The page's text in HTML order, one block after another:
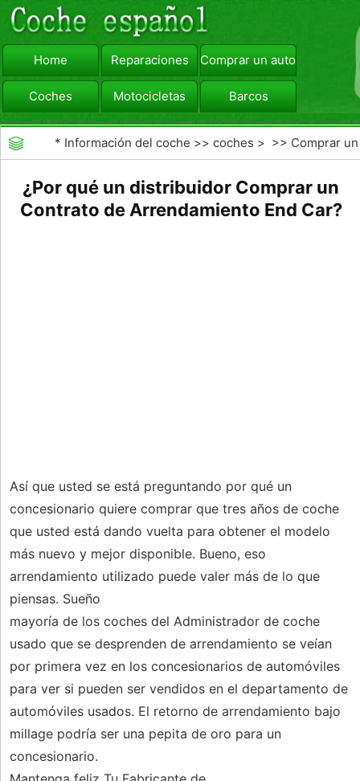
Home Reparaciones Comprar un automóvil
Coches Motocicletas Barcos
viajar Camiones
* Información del coche >>coches > >> Comprar un
¿Por qué un distribuidor Comprar un
Contrato de Arrendamiento End Car?
Así que usted se está preguntando por qué un
concesionario quiere comprar que tres años de coche
que usted está dando vuelta para obtener el modelo
más nuevo y mejor disponible. Bueno, eso
arrendamiento utilizado puede valer más de lo que
piensas. Sueño
mayoría de los coches del Administrador de coche
usado que se desprenden de arrendamiento se veían
por primera vez en los concesionarios de automóviles
para ver si pueden ser vendidos en el departamento de
automóviles usados. El retorno de arrendamiento bajo
millage podría ser una pepita de oro para un
concesionario.